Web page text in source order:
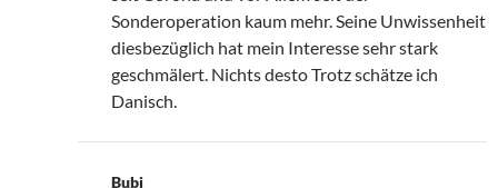
Sonderoperation kaum mehr. Seine Unwissenheit
diesbezüglich hat mein Interesse sehr stark
geschmälert. Nichts desto Trotz schätze ich
Danisch.
Bubi